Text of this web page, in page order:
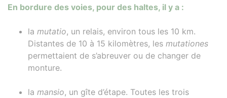
En bordure des voies, pour des haltes, il y a :
la mutatio, un relais, environ tous les 10 km.
Distantes de 10 à 15 kilomètres, les mutationes
permettaient de s’abreuver ou de changer de
monture.
la mansio, un gîte d’étape. Toutes les trois